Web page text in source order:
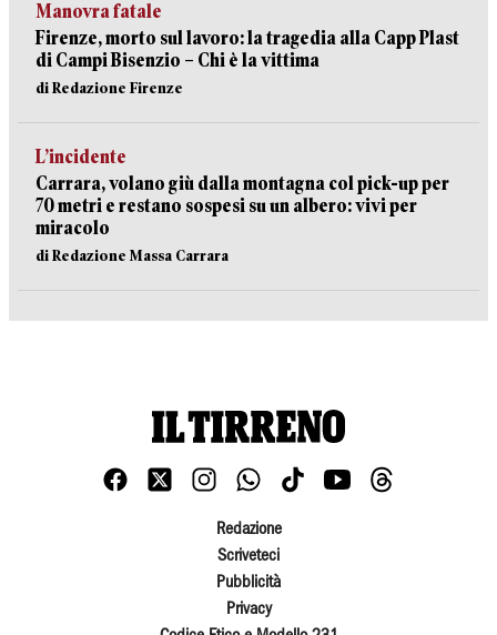
Manovra fatale
Firenze, morto sul lavoro: la tragedia alla Capp Plast
di Campi Bisenzio – Chi è la vittima
di Redazione Firenze
L’incidente
Carrara, volano giù dalla montagna col pick-up per
70 metri e restano sospesi su un albero: vivi per
miracolo
di Redazione Massa Carrara
Redazione
Scriveteci
Pubblicità
Privacy